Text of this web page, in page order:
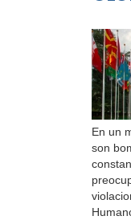
En un
son